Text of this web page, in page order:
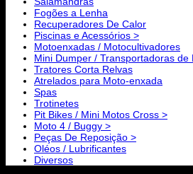
Fogões a Lenha
Recuperadores De Calor
Piscinas e Acessórios >
Motoenxadas / Motocultivadores
Mini Dumper / Transportadoras de
Tratores Corta Relvas
Atrelados para Moto-enxada
Spas
Trotinetes
Pit Bikes / Mini Motos Cross >
Moto 4 / Buggy >
Peças De Reposição >
Oléos / Lubrificantes
Diversos